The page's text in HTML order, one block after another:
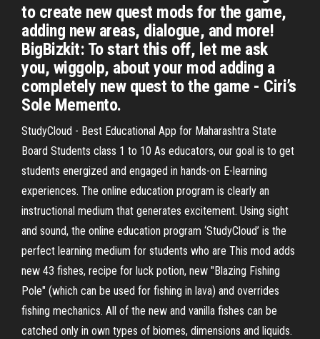
to create new quest mods for the game,
adding new areas, dialogue, and more!
BigBizkit: To start this off, let me ask
you, wiggolp, about your mod adding a
completely new quest to the game - Ciri’s
Sole Memento.
StudyCloud - Best Educational App for Maharashtra State
Board Students class 1 to 10 As educators, our goal is to get
students energized and engaged in hands-on E-learning
experiences. The online education program is clearly an
instructional medium that generates excitement. Using sight
and sound, the online education program ‘StudyCloud’ is the
perfect learning medium for students who are This mod adds
new 43 fishes, recipe for luck potion, new "Blazing Fishing
Pole" (which can be used for fishing in lava) and overrides
fishing mechanics. All of the new and vanilla fishes can be
catched only in own types of biomes, dimensions and liquids.